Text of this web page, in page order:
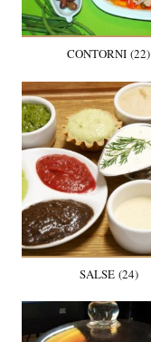
CONTORNI (22)
SALSE (24)